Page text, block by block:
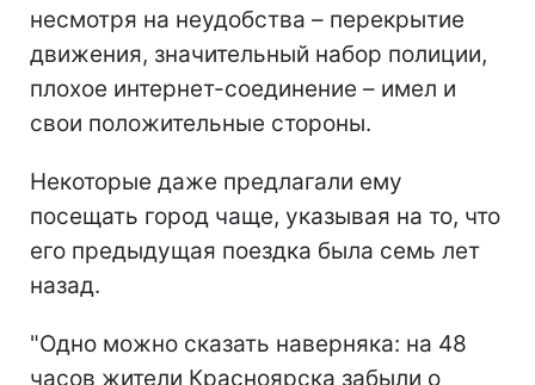
несмотря на неудобства – перекрытие
движения, значительный набор полиции,
плохое интернет-соединение – имел и
свои положительные стороны.
Некоторые даже предлагали ему
посещать город чаще, указывая на то, что
его предыдущая поездка была семь лет
назад.
"Одно можно сказать наверняка: на 48
часов жители Красноярска забыли о